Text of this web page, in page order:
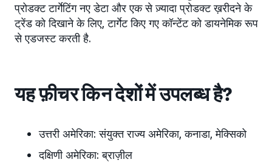
प्रोडक्ट टार्गेटिंग नए डेटा और एक से ज़्यादा प्रोडक्ट ख़रीदने के
ट्रेंड को दिखाने के लिए, टार्गेट किए गए कॉन्टेंट को डायनेमिक रूप
से एडजस्ट करती है.
यह फ़ीचर किन देशों में उपलब्ध है?
उत्तरी अमेरिका: संयुक्त राज्य अमेरिका, कनाडा, मेक्सिको
दक्षिणी अमेरिका: ब्राज़ील